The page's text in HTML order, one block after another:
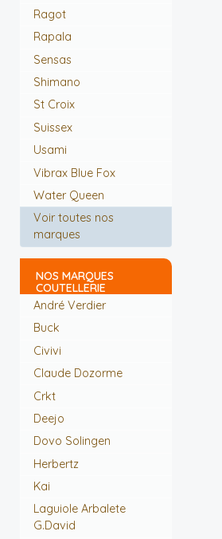
Ragot
Rapala
Sensas
Shimano
St Croix
Suissex
Usami
Vibrax Blue Fox
Water Queen
Voir toutes nos
marques
NOS MARQUES
COUTELLERIE
André Verdier
Buck
Civivi
Claude Dozorme
Crkt
Deejo
Dovo Solingen
Herbertz
Kai
Laguiole Arbalete
G.David